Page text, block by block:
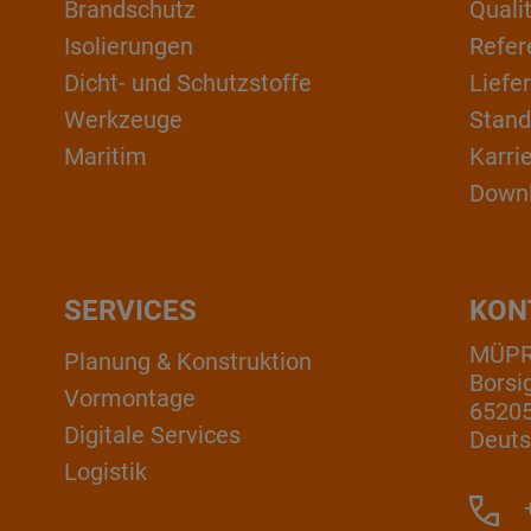
Brandschutz
Isolierungen
Dicht- und Schutzstoffe
Werkzeuge
Maritim
SERVICES
Planung & Konstruktion
Vormontage
Digitale Services
Logistik